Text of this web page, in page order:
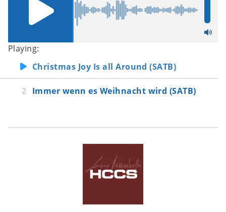
Playing:
Christmas Joy Is all Around (SATB)
Immer wenn es Weihnacht wird (SATB)